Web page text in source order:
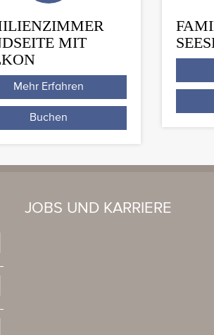
MIT
Mehr Erfahren
Buchen
JOBS UND KARRIERE